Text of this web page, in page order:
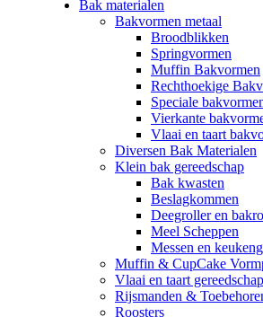
Bak materialen
Bakvormen metaal
Broodblikken
Springvormen
Muffin Bakvormen
Rechthoekige
Speciale
Vierkante
Vlaai en taart
Diversen Bak Materialen
Klein bak gereedschap
Bak kwasten
Beslagkommen
Deegroller en
Meel Scheppen
Messen en
Muffin & CupCake
Vlaai en taart gereedschap
Rijsmanden &
Roosters